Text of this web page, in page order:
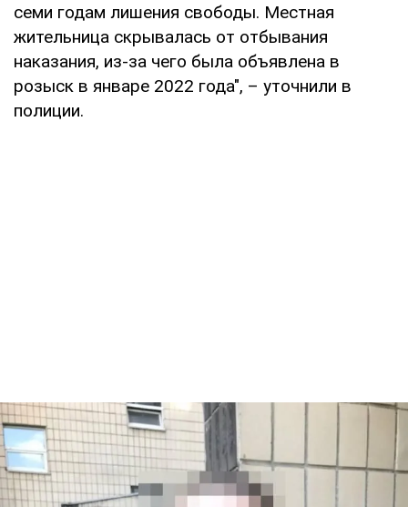
семи годам лишения свободы. Местная
жительница скрывалась от отбывания
наказания, из-за чего была объявлена ​​в
розыск в январе 2022 года", – уточнили в
полиции.